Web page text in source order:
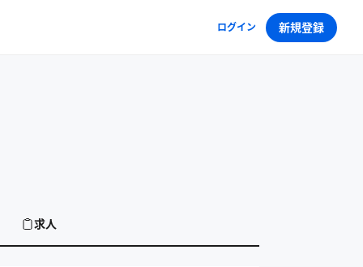
ログイン 新規登録
求人